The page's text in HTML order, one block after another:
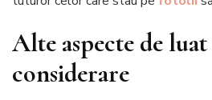
Alte aspecte de
considerare